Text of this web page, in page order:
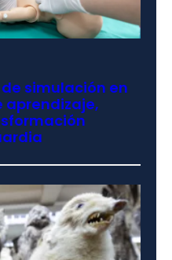
simulación en
aprendizaje,